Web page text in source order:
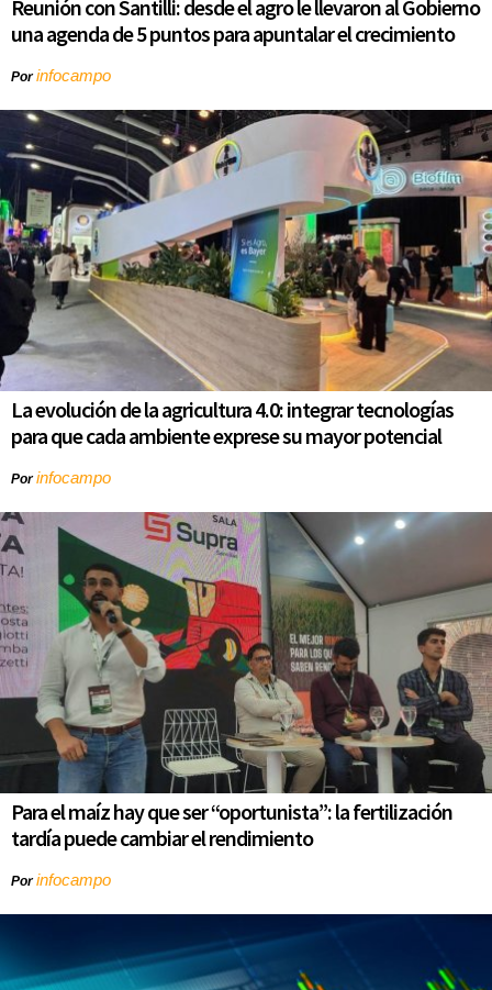
Reunión con Santilli: desde el agro le llevaron al Gobierno
una agenda de 5 puntos para apuntalar el crecimiento
Porinfocampo
La evolución de la agricultura 4.0: integrar tecnologías
para que cada ambiente exprese su mayor potencial
Porinfocampo
Para el maíz hay que ser “oportunista”: la fertilización
tardía puede cambiar el rendimiento
Porinfocampo